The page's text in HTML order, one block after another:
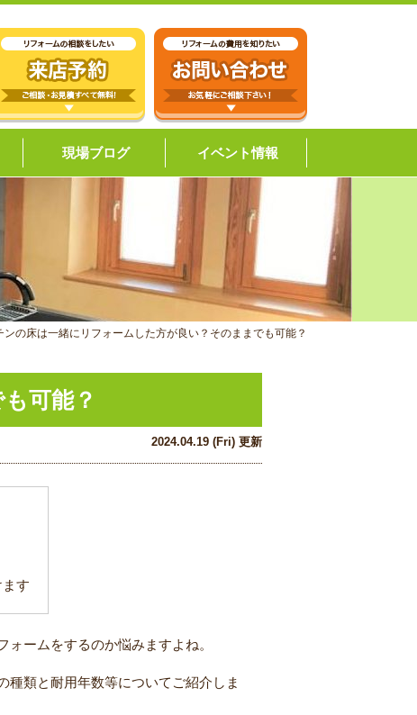
現場ブログ イベント情報
ンの床は一緒にリフォームした方が良い？そのままでも可能？
可能？
2024.04.19 (Fri) 更新
す
ームをするのか悩みますよね。
種類と耐用年数等についてご紹介しま